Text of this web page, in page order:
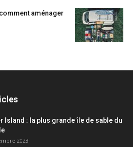
aménager
Island : la plus grande île de sable du
2023